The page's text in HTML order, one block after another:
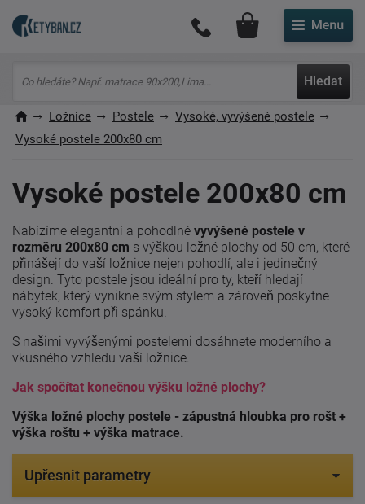
Hledat
Můj účet
Ložnice Postele
Vysoké, vyvýšené postele
Vysoké postele 200x80 cm
Vysoké postele 200x80 cm
Nabízíme elegantní a pohodlné vyvýšené postele v
rozměru 200x80 cm s výškou ložné plochy od 50 cm, které
přinášejí do vaší ložnice nejen pohodlí, ale i jedinečný
design. Tyto postele jsou ideální pro ty, kteří hledají
nábytek, který vynikne svým stylem a zároveň poskytne
vysoký komfort při spánku.
S našimi vyvýšenými postelemi dosáhnete moderního a
vkusného vzhledu vaší ložnice.
Jak spočítat konečnou výšku ložné plochy?
Výška ložné plochy postele - zápustná hloubka pro rošt +
výška roštu + výška matrace.
Upřesnit parametry